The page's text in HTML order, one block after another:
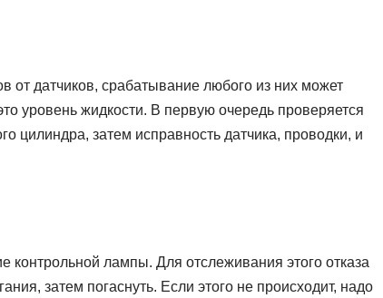
от датчиков, срабатывание любого из них может
уровень жидкости. В первую очередь проверяется
цилиндра, затем исправность датчика, проводки, и
контрольной лампы. Для отслеживания этого отказа
затем погаснуть. Если этого не происходит, надо